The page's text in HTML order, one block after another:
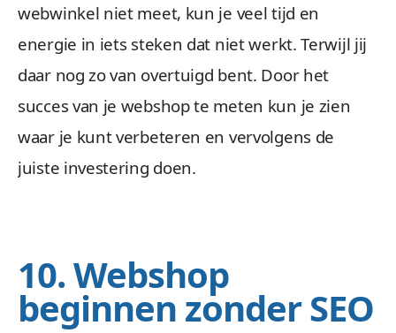
webwinkel niet meet, kun je veel tijd en
energie in iets steken dat niet werkt. Terwijl jij
daar nog zo van overtuigd bent. Door het
succes van je webshop te meten kun je zien
waar je kunt verbeteren en vervolgens de
juiste investering doen.
10. Webshop
beginnen zonder SEO